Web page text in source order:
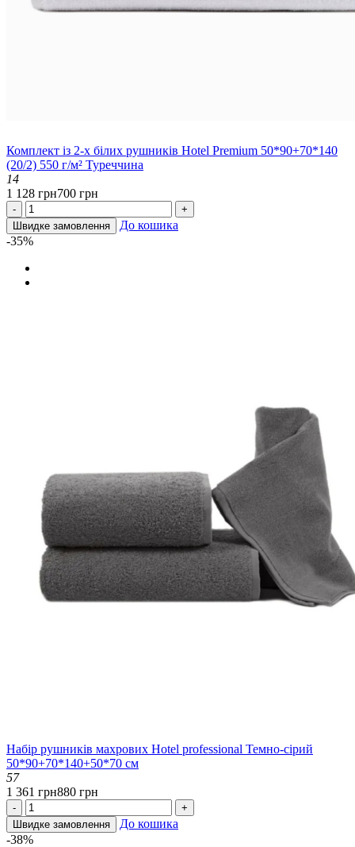
Комплект із 2-х білих рушників Hotel Premium 50*90+70*140
(20/2) 550 г/м² Туреччина
14
1 128 грн700 грн
-
+
Швидке замовлення
До кошика
-35%
Набір рушників махрових Hotel professional Темно-сірий
50*90+70*140+50*70 см
57
1 361 грн880 грн
-
+
Швидке замовлення
До кошика
-38%